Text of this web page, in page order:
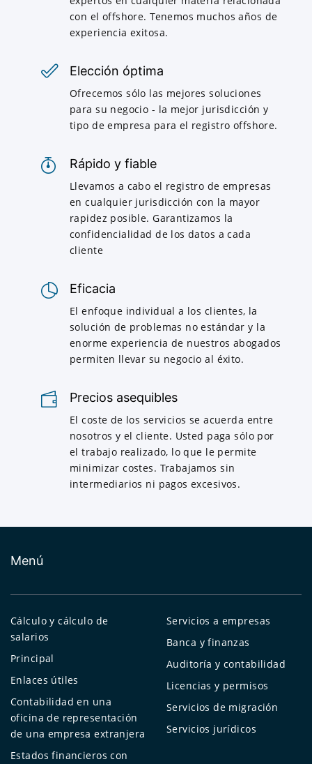
con el offshore. Tenemos muchos años de
experiencia exitosa.
Elección óptima
Ofrecemos sólo las mejores soluciones
para su negocio - la mejor jurisdicción y
tipo de empresa para el registro offshore.
Rápido y fiable
Llevamos a cabo el registro de empresas
en cualquier jurisdicción con la mayor
rapidez posible. Garantizamos la
confidencialidad de los datos a cada
cliente
Eficacia
El enfoque individual a los clientes, la
solución de problemas no estándar y la
enorme experiencia de nuestros abogados
permiten llevar su negocio al éxito.
Precios asequibles
El coste de los servicios se acuerda entre
nosotros y el cliente. Usted paga sólo por
el trabajo realizado, lo que le permite
minimizar costes. Trabajamos sin
intermediarios ni pagos excesivos.
Menú
Cálculo y cálculo de
salarios
Principal
Enlaces útiles
Contabilidad en una
oficina de representación
de una empresa extranjera
Estados financieros con
Servicios a empresas
Banca y finanzas
Auditoría y contabilidad
Licencias y permisos
Servicios de migración
Servicios jurídicos